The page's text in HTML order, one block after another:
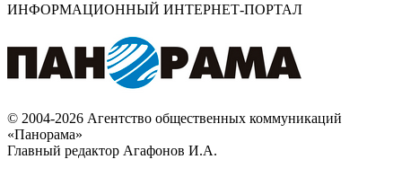
ИНФОРМАЦИОННЫЙ ИНТЕРНЕТ-ПОРТАЛ
© 2004-2026 Агентство общественных коммуникаций
«Панорама»
Главный редактор Агафонов И.А.